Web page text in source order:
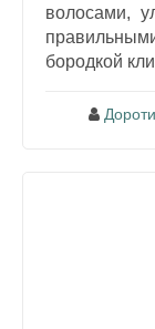
волосами,
бородкой